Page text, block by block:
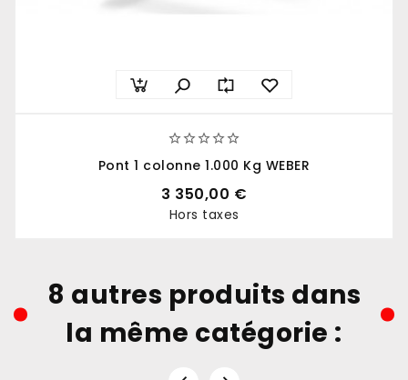

Pont 1 colonne 1.000 Kg WEBER
3 350,00 €
Hors taxes
8 autres produits dans
la même catégorie :